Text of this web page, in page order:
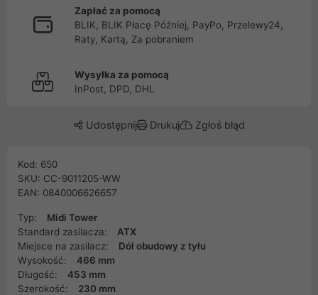
Zapłać za pomocą
BLIK, BLIK Płacę Później, PayPo, Przelewy24,
Raty, Kartą, Za pobraniem
Wysyłka za pomocą
InPost, DPD, DHL
Udostępnij Drukuj Zgłoś błąd
Kod: 650
SKU: CC-9011205-WW
EAN: 0840006626657
Typ:
Midi Tower
Standard zasilacza:
ATX
Miejsce na zasilacz:
Dół obudowy z tyłu
Wysokość:
466 mm
Długość:
453 mm
Szerokość:
230 mm